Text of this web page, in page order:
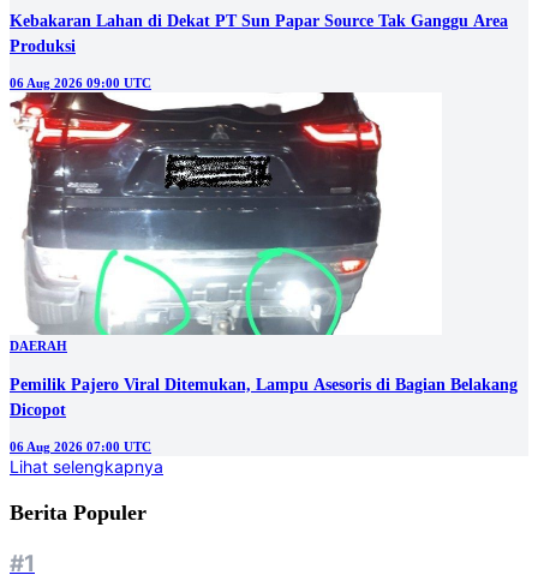
Kebakaran Lahan di Dekat PT Sun Papar Source Tak Ganggu Area
Produksi
06 Aug 2026 09:00 UTC
DAERAH
Pemilik Pajero Viral Ditemukan, Lampu Asesoris di Bagian Belakang
Dicopot
06 Aug 2026 07:00 UTC
Lihat selengkapnya
Berita Populer
#1